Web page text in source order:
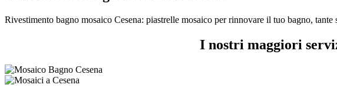
Rivestimento bagno mosaico Cesena: piastrelle mosaico per rinnovare il tuo bagno,
I nostri maggiori